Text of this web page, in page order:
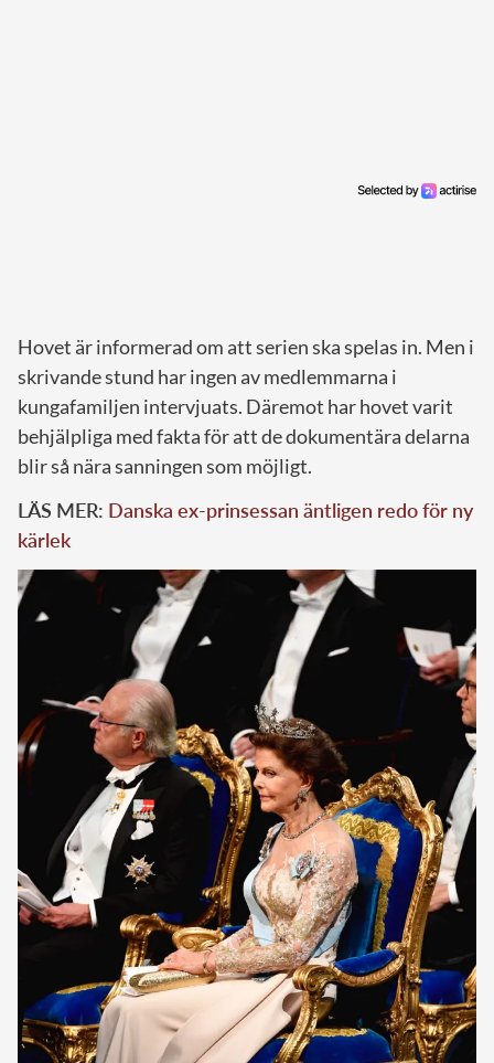
Hovet är informerad om att serien ska spelas in. Men i
skrivande stund har ingen av medlemmarna i
kungafamiljen intervjuats. Däremot har hovet varit
behjälpliga med fakta för att de dokumentära delarna
blir så nära sanningen som möjligt.
LÄS MER: Danska ex-prinsessan äntligen redo för ny
kärlek